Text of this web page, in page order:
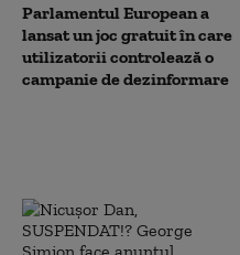
Parlamentul European a
lansat un joc gratuit în care
utilizatorii controlează o
campanie de dezinformare